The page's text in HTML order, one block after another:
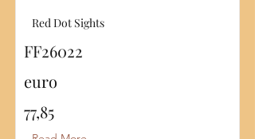
Red Dot Sights
FF26022
euro
77,85